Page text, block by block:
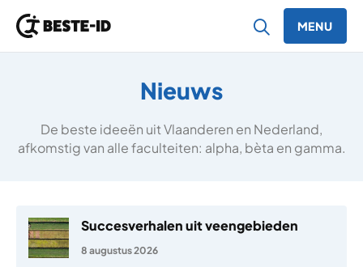
MENU
Nieuws
De beste ideeën uit Vlaanderen en Nederland,
afkomstig van alle faculteiten: alpha, bèta en gamma.
Succesverhalen uit veengebieden
8 augustus 2026